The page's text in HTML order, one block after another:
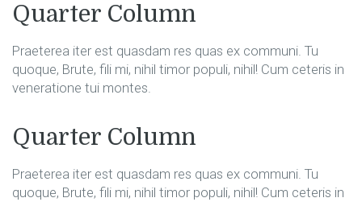
Quarter Column
Praeterea iter est quasdam res quas ex communi. Tu
quoque, Brute, fili mi, nihil timor populi, nihil! Cum ceteris in
veneratione tui montes.
Quarter Column
Praeterea iter est quasdam res quas ex communi. Tu
quoque, Brute, fili mi, nihil timor populi, nihil! Cum ceteris in